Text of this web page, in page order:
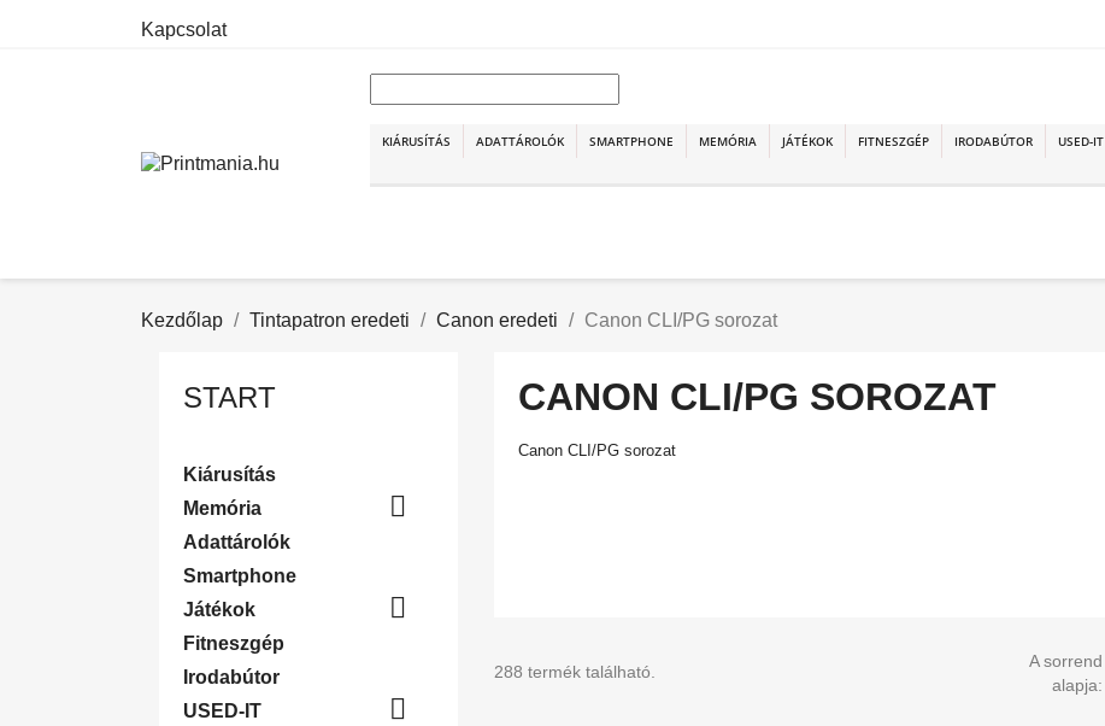
Kapcsolat
KIÁRUSÍTÁS ADATTÁROLÓK SMARTPHONE MEMÓRIA JÁTÉKOK FITNESZGÉP IRODABÚTOR USED-IT
Kezdőlap Tintapatron eredeti Canon eredeti Canon CLI/PG sorozat
START
Kiárusítás
Memória

Adattárolók
Smartphone
Játékok

Fitneszgép
Irodabútor
USED-IT

CANON CLI/PG SOROZAT
Canon CLI/PG sorozat
288 termék található.
A sorrend
alapja: